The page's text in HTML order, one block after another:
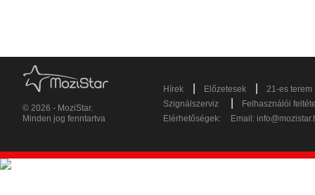
© 2026 - MoziStar.
Minden jog fenntartva
Hírek Előzetesek
21-es terem
Szignálszerviz
Felhasználói
Elérhetőségek:
Email: